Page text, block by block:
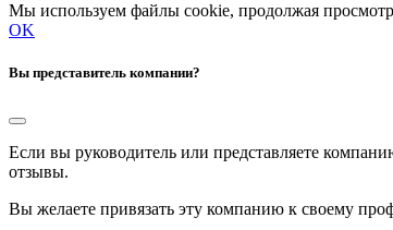
Мы используем файлы cookie, продолжая
OK
Вы представитель компании?
Если вы руководитель или представляете
отзывы.
Вы желаете привязать эту компанию к своему